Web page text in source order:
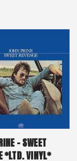
– SWEET
*LTD. VINYL*